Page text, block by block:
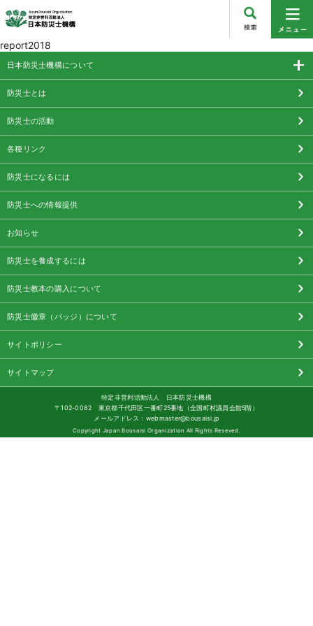
report2018
日本防災士機構について
防災士とは
防災士の活動
各種リンク
防災士になるには
防災士への情報提供
お知らせ
防災士を養成するには
防災士教本の購入について
防災士徽章（バッジ）について
サイトポリシー
サイトマップ
特定非営利活動法人 日本防災士機構
〒102-0082 東京都千代田区一番町25番地（全国町村議員会館5階）
メールアドレス：webmaster@bousaisi.jp
Copyright Japan Bousaisi Organization All Rights Reseved.